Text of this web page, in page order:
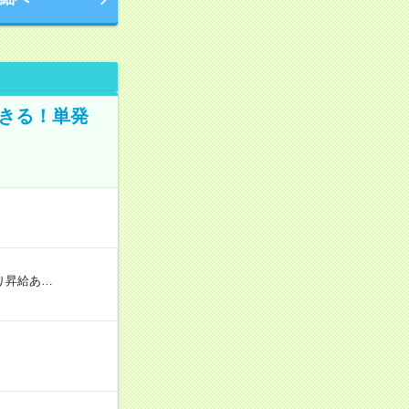
る！単発
給あ…